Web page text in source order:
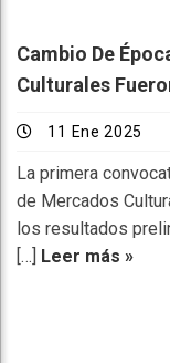
Cambio De
Culturales
11 Ene 2025
La primera
de Mercados
los resultados
[…]
Leer más »